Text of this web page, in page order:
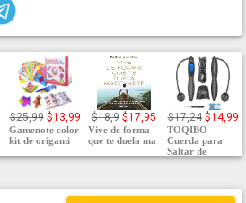
$25,99 $13,99
Gamenote color
kit de origami
$18,9 $17,95
Vive de forma
que te duela ma
$17,24 $14,99
TOQIBO
Cuerda para
Saltar de